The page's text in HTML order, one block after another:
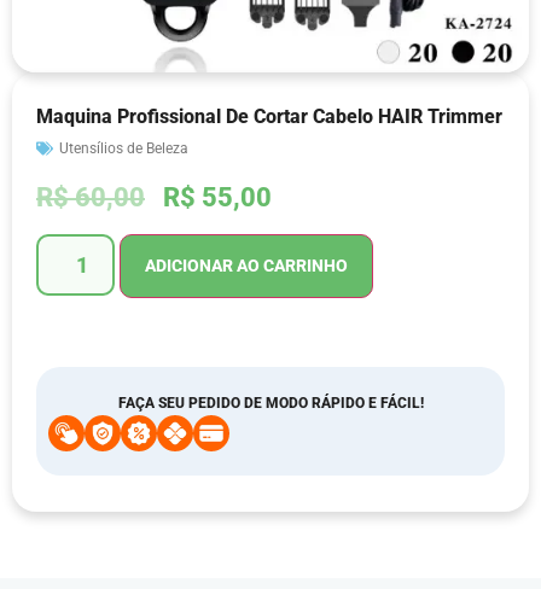
Maquina Profissional De Cortar Cabelo HAIR Trimmer
Utensílios de Beleza
R$60,00 R$ 55,00
ADICIONAR AO CARRINHO
FAÇA SEU PEDIDO DE MODO RÁPIDO E FÁCIL!